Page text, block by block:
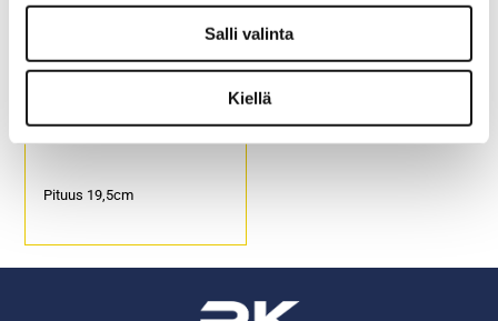
Salli valinta
Kiellä
Fresh
Pituus 19,5cm